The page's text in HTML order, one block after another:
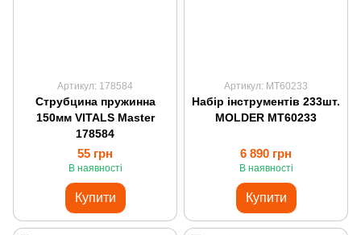
Артикул: 178584
Струбцина пружинна
150мм VITALS Master
178584
55 грн
В наявності
Купити
Артикул: MT60233
Набір інструментів 233шт.
MOLDER MT60233
6 890 грн
В наявності
Купити